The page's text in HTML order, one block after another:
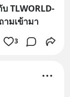
TLWORLD-
มเข้ามา
3